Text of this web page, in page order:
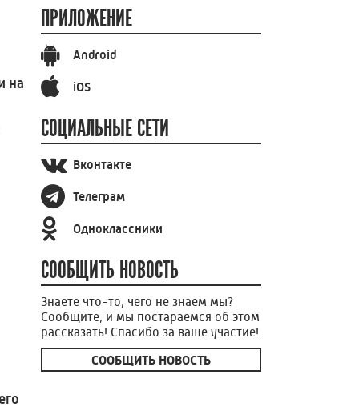
на
ПРИЛОЖЕНИЕ
Android
iOS
СОЦИАЛЬНЫЕ СЕТИ
Вконтакте
Телеграм
Одноклассники
СООБЩИТЬ НОВОСТЬ
Знаете что-то, чего не знаем мы?
Сообщите, и мы постараемся об этом
рассказать! Спасибо за ваше участие!
СООБЩИТЬ НОВОСТЬ